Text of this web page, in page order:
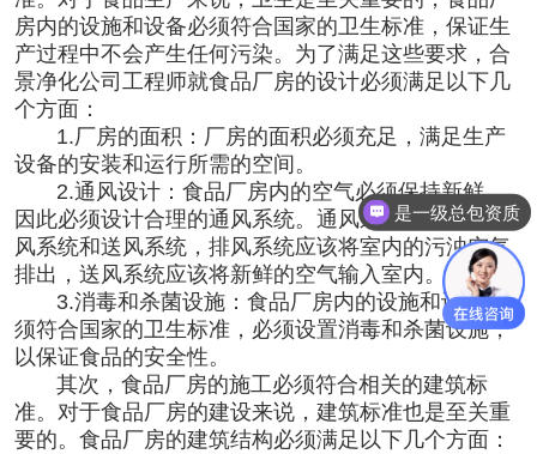
房内的设施和设备必须符合国家的卫生标准，保证生
产过程中不会产生任何污染。为了满足这些要求，合
景净化公司工程师就食品厂房的设计必须满足以下几
个方面：
1.厂房的面积： 厂房的面积必须充足，满足生产
设备的安装和运行所需的空间。
2.通风设计： 食品厂房内的空气必须保持新鲜，
因此必须设计合理的通风系统。通风系统应该包括排
风系统和送风系统，排风系统应该将室内的污浊空气
排出，送风系统应该将新鲜的空气输入室内。
3.消毒和杀菌设施： 食品厂房内的设施和设备必
须符合国家的卫生标准，必须设置消毒和杀菌设施，
以保证食品的安全性。
其次，食品厂房的施工必须符合相关的建筑标
准。对于食品厂房的建设来说，建筑标准也是至关重
要的。食品厂房的建筑结构必须满足以下几个方面：
是一级总包资质